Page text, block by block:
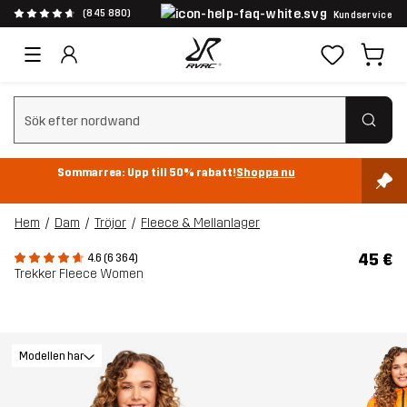
(845 880) Kundservice
Rensa sök
Sommarrea: Upp till 50% rabatt!Shoppa nu
Hem Dam Tröjor Fleece & Mellanlager
4.6 (6 364)
Trekker Fleece Women
45 €
Modellen har